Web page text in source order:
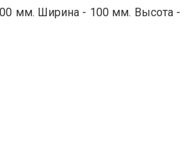
мм. Ширина - 100 мм. Высота -